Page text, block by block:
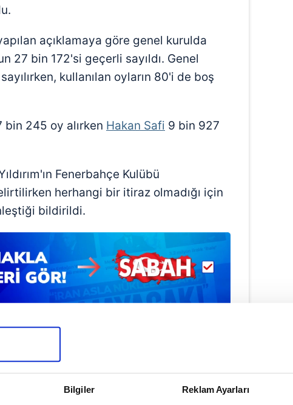
Bilgiler Reklam Ayarları
açıklamaya göre genel kurulda
27 bin 172'si geçerli sayıldı. Genel
kullanılan oyların 80'i de boş
bin 245 oy alırken Hakan Safi 9 bin 927
Fenerbahçe Kulübü
herhangi bir itiraz olmadığı için
bildirildi.
Haber Girişi